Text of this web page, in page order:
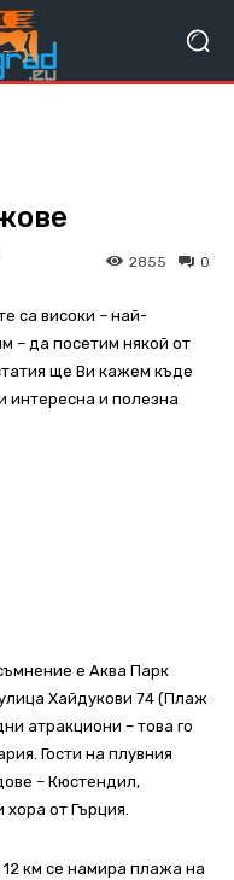
0
2855
са високи – най-
– да посетим някой от
ще Ви кажем къде
интересна и полезна
е Аква Парк
Хайдукови 74 (Плаж
атракциони – това го
Гости на плувния
– Кюстендил,
от Гърция.
км се намира плажа на